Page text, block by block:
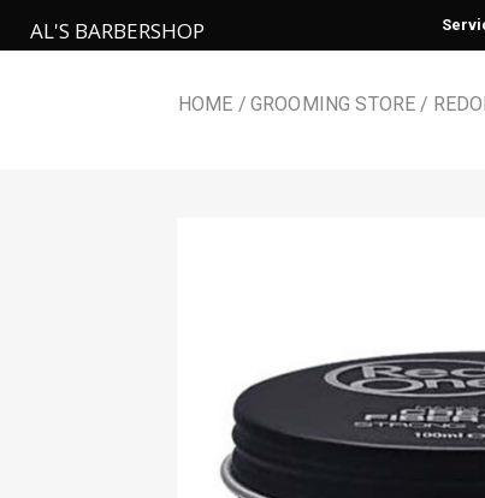
to AL'S BARBERSHOP
HOME GROOMING STORE